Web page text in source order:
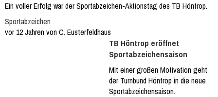
Ein voller Erfolg war der Sportabzeichen-Aktionstag des TB Höntrop.
Sportabzeichen
vor 12 Jahren von C. Eusterfeldhaus
TB Höntrop eröffnet
Sportabzeichensaison
Mit einer großen Motivation geht
der Turnbund Höntrop in die neue
Sportabzeichensaison.